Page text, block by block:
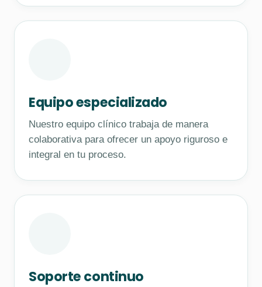
Equipo especializado
Nuestro equipo clínico trabaja de manera
colaborativa para ofrecer un apoyo riguroso e
integral en tu proceso.
Soporte continuo